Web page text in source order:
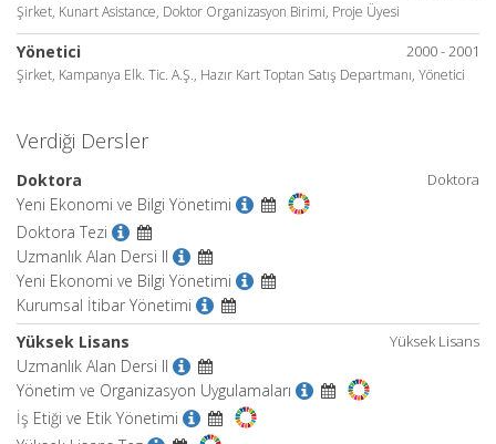
Şirket, Kunart Asistance, Doktor Organizasyon Birimi, Proje Üyesi
2000 - 2001
Yönetici
Şirket, Kampanya Elk. Tic. A.Ş., Hazır Kart Toptan Satış Departmanı, Yönetici
Verdiği Dersler
Doktora
Doktora
Yeni Ekonomi ve Bilgi Yönetimi
Doktora Tezi
Uzmanlık Alan Dersi II
Yeni Ekonomi ve Bilgi Yönetimi
Kurumsal İtibar Yönetimi
Yüksek Lisans
Yüksek Lisans
Uzmanlık Alan Dersi II
Yönetim ve Organizasyon Uygulamaları
İş Etiği ve Etik Yönetimi